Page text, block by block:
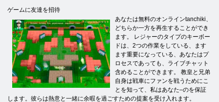
ゲームに友達を招待
あなたは無料のオンラインtanchiki、
どちらか一方を再生することができ
ます。 レジャーのタイプのキーボー
ドは、2つの作業をしている、ます
ます重要になっている、あなたはプ
ロセスであっても、ライブチャット
含めることができます。 教皇と兄弟
自身は戦車にファンを戦うためにこ
とを知って、私はあなた–のを保証
します。彼らは熱意と一緒に余暇を過ごすための提案を受け入れます。